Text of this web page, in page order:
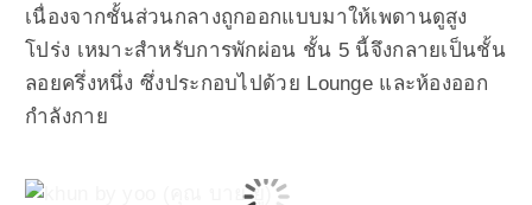
เนื่องจากชั้นส่วนกลางถูกออกแบบมาให้เพดานดูสูง
โปร่ง เหมาะสำหรับการพักผ่อน ชั้น 5 นี้จึงกลายเป็นชั้น
ลอยครึ่งหนึ่ง ซึ่งประกอบไปด้วย Lounge และห้องออก
กำลังกาย